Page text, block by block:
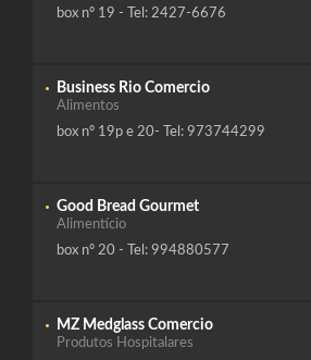
box nº 19 - Tel: 2427-6676
Business Rio Comercio
Alimentos
box nº 19p e 20- Tel: 973744299
Good Bread Gourmet
Alimentício
box nº 20 - Tel: 994880577
MZ Medglass Comercio
Produtos Hospitalares